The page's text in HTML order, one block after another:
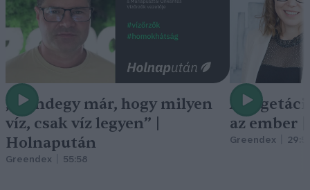
„Mindegy már, hogy milyen
víz, csak víz legyen” |
Holnapután
Greendex 55:58
A
az ember
Greendex